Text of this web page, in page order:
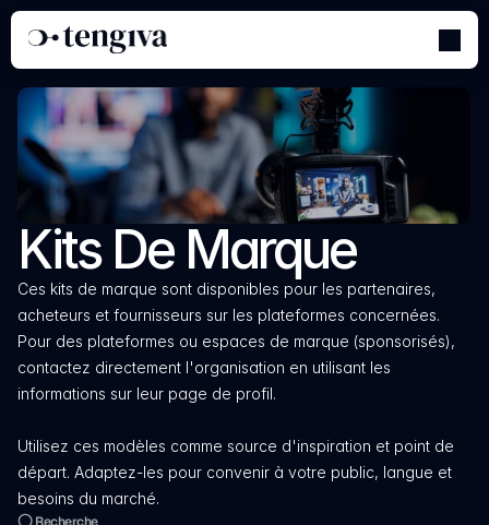
Kits De Marque
Ces kits de marque sont disponibles pour les partenaires,
acheteurs et fournisseurs sur les plateformes concernées.
Pour des plateformes ou espaces de marque (sponsorisés),
contactez directement l'organisation en utilisant les
informations sur leur page de profil.
Utilisez ces modèles comme source d'inspiration et point de
départ. Adaptez-les pour convenir à votre public, langue et
besoins du marché.
Recherche